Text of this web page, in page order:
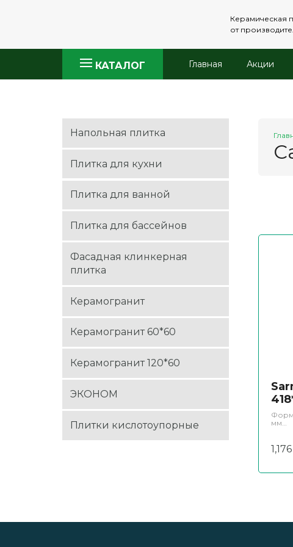
Керамическая
от
КАТАЛОГ Главная Акции
Напольная плитка
Плитка для кухни
Плитка для ванной
Плитка для бассейнов
Фасадная клинкерная
плитка
Керамогранит
Керамогранит 60*60
Керамогранит 120*60
ЭКОНОМ
Плитки кислотоупорные
мм…
1,176